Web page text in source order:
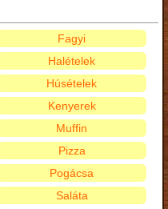
Fagyi
Halételek
Húsételek
Kenyerek
Muffin
Pizza
Pogácsa
Saláta